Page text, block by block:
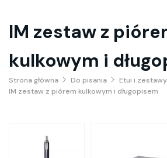
IM zestaw z
kulkowym i
Strona główna Do pisania
Etui i
IM zestaw z piórem kulkowym i długopisem